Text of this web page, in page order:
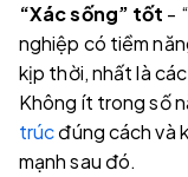
“Xác sống” tốt -
nghiệp có tiềm
kịp thời, nhất là
Không ít trong số
trúcđúng cách và
mạnh sau đó.